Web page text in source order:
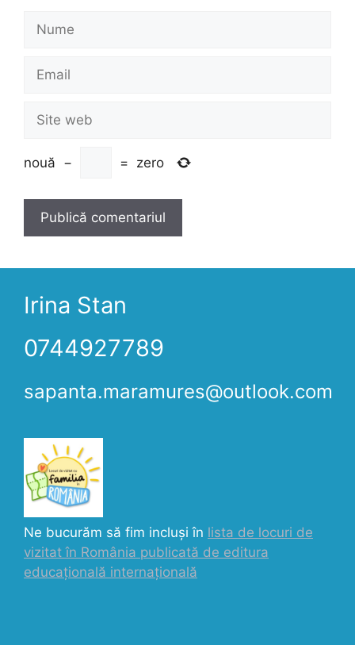
Nume
Email
Site
web
nouă − = zero
Irina Stan
0744927789
sapanta.maramures@outlook.com
Ne bucurăm să fim incluși în lista de locuri de
vizitat în România publicată de editura
educațională internațională